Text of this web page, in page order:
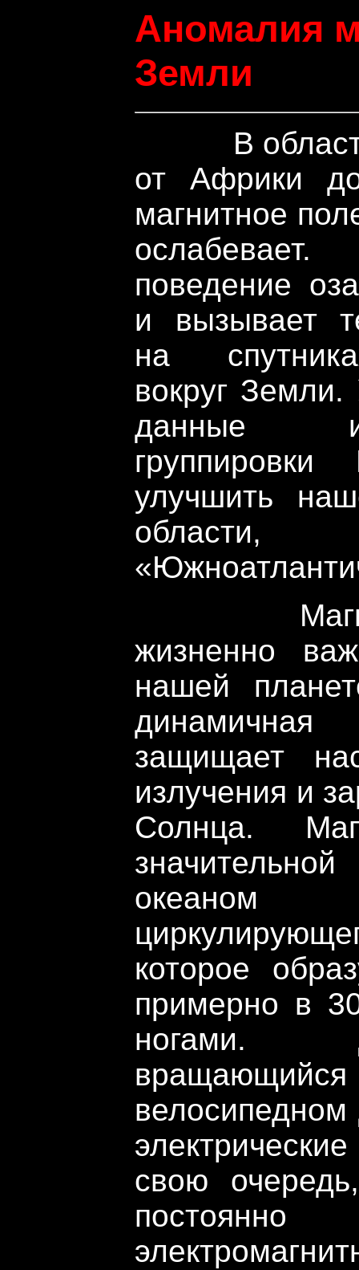
Аномалия
Земли
В области,
от Африки
магнитное
поведение
и вызывает
на
вокруг
данные и
улучшить
области,
жизненно
нашей
защищает
излучения и
Солнца.
океаном
которое
примерно в
ногами.
свою